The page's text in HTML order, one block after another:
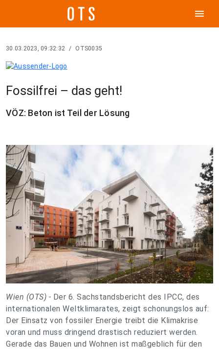
menu
30.03.2023, 09:32:32 / OTS0035
Fossilfrei – das geht!
VÖZ: Beton ist Teil der Lösung
Wien (OTS) - Der 6. Sachstandsbericht des IPCC, des
internationalen Weltklimarates, zeigt schonungslos auf:
Der Einsatz von fossiler Energie treibt die Klimakrise
voran und muss dringend drastisch reduziert werden.
Gerade das Bauen und Wohnen ist maßgeblich für den